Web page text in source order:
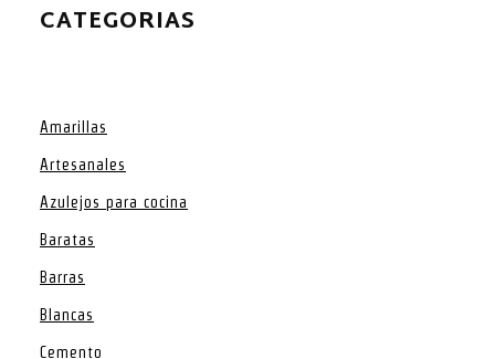
CATEGORIAS
Amarillas
Artesanales
Azulejos para cocina
Baratas
Barras
Blancas
Cemento